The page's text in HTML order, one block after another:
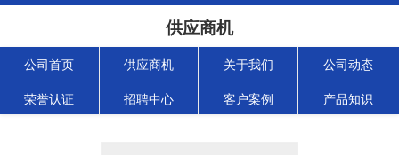
供应商机
公司首页 供应商机 关于我们 公司动态
荣誉认证 招聘中心 客户案例 产品知识